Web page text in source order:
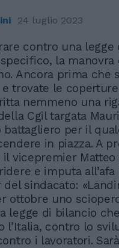
24 luglio 2023
contro una legge
la manovra
Ancora prima che
trovate le
nemmeno una
Cgil targata
battagliero per il
in piazza. A
il vicepremier Matteo
e imputa
del sindacato:
ottobre uno
legge di bilancio
l’Italia, contro lo
i lavoratori.